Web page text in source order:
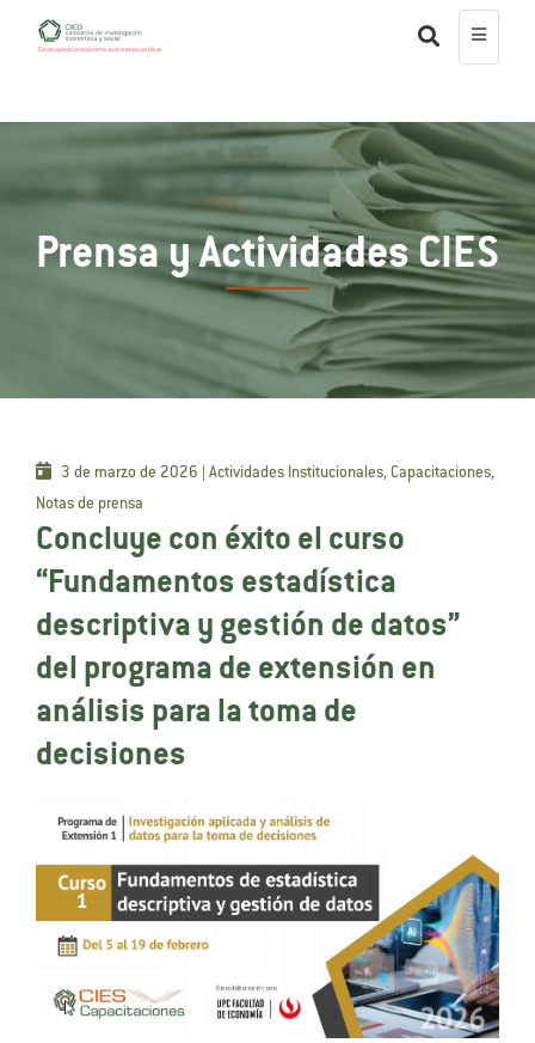
Prensa y Actividades CIES
3 de marzo de 2026 | Actividades Institucionales, Capacitaciones,
Notas de prensa
Concluye con éxito el curso
“Fundamentos estadística
descriptiva y gestión de datos”
del programa de extensión en
análisis para la toma de
decisiones